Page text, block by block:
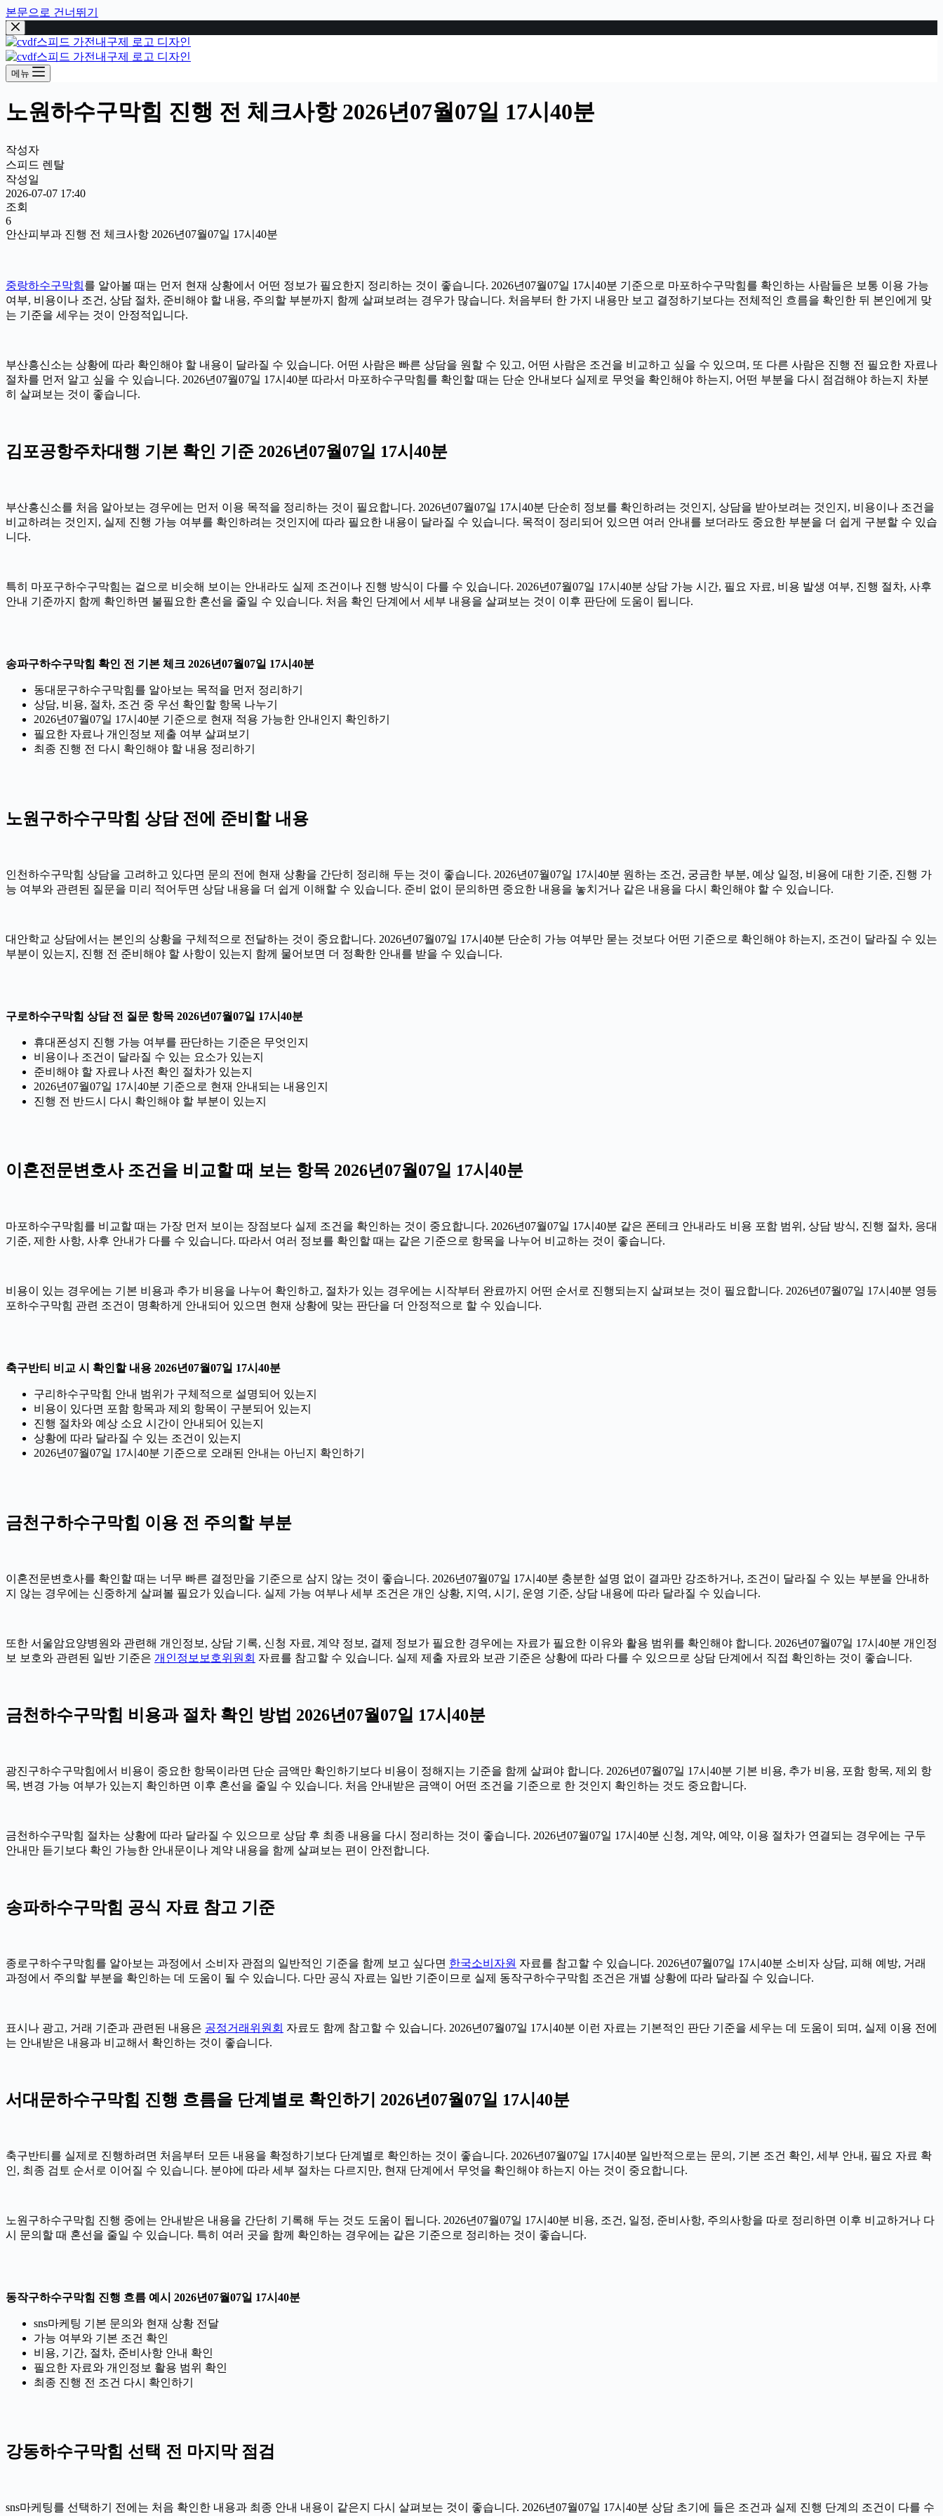
본문으로 건너뛰기
메뉴
노원하수구막힘 진행 전 체크사항 2026년07월07일 17시40분
작성자
스피드 렌탈
작성일
2026-07-07 17:40
조회
6
안산피부과 진행 전 체크사항 2026년07월07일 17시40분
중랑하수구막힘를 알아볼 때는 먼저 현재 상황에서 어떤 정보가 필요한지 정리하는 것이 좋습니다. 2026년07월07일 17시40분 기준으로 마포하수구막힘를 확인하는 사람들은 보통 이용 가능
여부, 비용이나 조건, 상담 절차, 준비해야 할 내용, 주의할 부분까지 함께 살펴보려는 경우가 많습니다. 처음부터 한 가지 내용만 보고 결정하기보다는 전체적인 흐름을 확인한 뒤 본인에게 맞
는 기준을 세우는 것이 안정적입니다.
부산흥신소는 상황에 따라 확인해야 할 내용이 달라질 수 있습니다. 어떤 사람은 빠른 상담을 원할 수 있고, 어떤 사람은 조건을 비교하고 싶을 수 있으며, 또 다른 사람은 진행 전 필요한 자료나
절차를 먼저 알고 싶을 수 있습니다. 2026년07월07일 17시40분 따라서 마포하수구막힘를 확인할 때는 단순 안내보다 실제로 무엇을 확인해야 하는지, 어떤 부분을 다시 점검해야 하는지 차분
히 살펴보는 것이 좋습니다.
김포공항주차대행 기본 확인 기준 2026년07월07일 17시40분
부산흥신소를 처음 알아보는 경우에는 먼저 이용 목적을 정리하는 것이 필요합니다. 2026년07월07일 17시40분 단순히 정보를 확인하려는 것인지, 상담을 받아보려는 것인지, 비용이나 조건을
비교하려는 것인지, 실제 진행 가능 여부를 확인하려는 것인지에 따라 필요한 내용이 달라질 수 있습니다. 목적이 정리되어 있으면 여러 안내를 보더라도 중요한 부분을 더 쉽게 구분할 수 있습
니다.
특히 마포구하수구막힘는 겉으로 비슷해 보이는 안내라도 실제 조건이나 진행 방식이 다를 수 있습니다. 2026년07월07일 17시40분 상담 가능 시간, 필요 자료, 비용 발생 여부, 진행 절차, 사후
안내 기준까지 함께 확인하면 불필요한 혼선을 줄일 수 있습니다. 처음 확인 단계에서 세부 내용을 살펴보는 것이 이후 판단에 도움이 됩니다.
송파구하수구막힘 확인 전 기본 체크 2026년07월07일 17시40분
동대문구하수구막힘를 알아보는 목적을 먼저 정리하기
상담, 비용, 절차, 조건 중 우선 확인할 항목 나누기
2026년07월07일 17시40분 기준으로 현재 적용 가능한 안내인지 확인하기
필요한 자료나 개인정보 제출 여부 살펴보기
최종 진행 전 다시 확인해야 할 내용 정리하기
노원구하수구막힘 상담 전에 준비할 내용
인천하수구막힘 상담을 고려하고 있다면 문의 전에 현재 상황을 간단히 정리해 두는 것이 좋습니다. 2026년07월07일 17시40분 원하는 조건, 궁금한 부분, 예상 일정, 비용에 대한 기준, 진행 가
능 여부와 관련된 질문을 미리 적어두면 상담 내용을 더 쉽게 이해할 수 있습니다. 준비 없이 문의하면 중요한 내용을 놓치거나 같은 내용을 다시 확인해야 할 수 있습니다.
대안학교 상담에서는 본인의 상황을 구체적으로 전달하는 것이 중요합니다. 2026년07월07일 17시40분 단순히 가능 여부만 묻는 것보다 어떤 기준으로 확인해야 하는지, 조건이 달라질 수 있는
부분이 있는지, 진행 전 준비해야 할 사항이 있는지 함께 물어보면 더 정확한 안내를 받을 수 있습니다.
구로하수구막힘 상담 전 질문 항목 2026년07월07일 17시40분
휴대폰성지 진행 가능 여부를 판단하는 기준은 무엇인지
비용이나 조건이 달라질 수 있는 요소가 있는지
준비해야 할 자료나 사전 확인 절차가 있는지
2026년07월07일 17시40분 기준으로 현재 안내되는 내용인지
진행 전 반드시 다시 확인해야 할 부분이 있는지
이혼전문변호사 조건을 비교할 때 보는 항목 2026년07월07일 17시40분
마포하수구막힘를 비교할 때는 가장 먼저 보이는 장점보다 실제 조건을 확인하는 것이 중요합니다. 2026년07월07일 17시40분 같은 폰테크 안내라도 비용 포함 범위, 상담 방식, 진행 절차, 응대
기준, 제한 사항, 사후 안내가 다를 수 있습니다. 따라서 여러 정보를 확인할 때는 같은 기준으로 항목을 나누어 비교하는 것이 좋습니다.
비용이 있는 경우에는 기본 비용과 추가 비용을 나누어 확인하고, 절차가 있는 경우에는 시작부터 완료까지 어떤 순서로 진행되는지 살펴보는 것이 필요합니다. 2026년07월07일 17시40분 영등
포하수구막힘 관련 조건이 명확하게 안내되어 있으면 현재 상황에 맞는 판단을 더 안정적으로 할 수 있습니다.
축구반티 비교 시 확인할 내용 2026년07월07일 17시40분
구리하수구막힘 안내 범위가 구체적으로 설명되어 있는지
비용이 있다면 포함 항목과 제외 항목이 구분되어 있는지
진행 절차와 예상 소요 시간이 안내되어 있는지
상황에 따라 달라질 수 있는 조건이 있는지
2026년07월07일 17시40분 기준으로 오래된 안내는 아닌지 확인하기
금천구하수구막힘 이용 전 주의할 부분
이혼전문변호사를 확인할 때는 너무 빠른 결정만을 기준으로 삼지 않는 것이 좋습니다. 2026년07월07일 17시40분 충분한 설명 없이 결과만 강조하거나, 조건이 달라질 수 있는 부분을 안내하
지 않는 경우에는 신중하게 살펴볼 필요가 있습니다. 실제 가능 여부나 세부 조건은 개인 상황, 지역, 시기, 운영 기준, 상담 내용에 따라 달라질 수 있습니다.
또한 서울암요양병원와 관련해 개인정보, 상담 기록, 신청 자료, 계약 정보, 결제 정보가 필요한 경우에는 자료가 필요한 이유와 활용 범위를 확인해야 합니다. 2026년07월07일 17시40분 개인정
보 보호와 관련된 일반 기준은 개인정보보호위원회 자료를 참고할 수 있습니다. 실제 제출 자료와 보관 기준은 상황에 따라 다를 수 있으므로 상담 단계에서 직접 확인하는 것이 좋습니다.
금천하수구막힘 비용과 절차 확인 방법 2026년07월07일 17시40분
광진구하수구막힘에서 비용이 중요한 항목이라면 단순 금액만 확인하기보다 비용이 정해지는 기준을 함께 살펴야 합니다. 2026년07월07일 17시40분 기본 비용, 추가 비용, 포함 항목, 제외 항
목, 변경 가능 여부가 있는지 확인하면 이후 혼선을 줄일 수 있습니다. 처음 안내받은 금액이 어떤 조건을 기준으로 한 것인지 확인하는 것도 중요합니다.
금천하수구막힘 절차는 상황에 따라 달라질 수 있으므로 상담 후 최종 내용을 다시 정리하는 것이 좋습니다. 2026년07월07일 17시40분 신청, 계약, 예약, 이용 절차가 연결되는 경우에는 구두
안내만 듣기보다 확인 가능한 안내문이나 계약 내용을 함께 살펴보는 편이 안전합니다.
송파하수구막힘 공식 자료 참고 기준
종로구하수구막힘를 알아보는 과정에서 소비자 관점의 일반적인 기준을 함께 보고 싶다면 한국소비자원 자료를 참고할 수 있습니다. 2026년07월07일 17시40분 소비자 상담, 피해 예방, 거래
과정에서 주의할 부분을 확인하는 데 도움이 될 수 있습니다. 다만 공식 자료는 일반 기준이므로 실제 동작구하수구막힘 조건은 개별 상황에 따라 달라질 수 있습니다.
표시나 광고, 거래 기준과 관련된 내용은 공정거래위원회 자료도 함께 참고할 수 있습니다. 2026년07월07일 17시40분 이런 자료는 기본적인 판단 기준을 세우는 데 도움이 되며, 실제 이용 전에
는 안내받은 내용과 비교해서 확인하는 것이 좋습니다.
서대문하수구막힘 진행 흐름을 단계별로 확인하기 2026년07월07일 17시40분
축구반티를 실제로 진행하려면 처음부터 모든 내용을 확정하기보다 단계별로 확인하는 것이 좋습니다. 2026년07월07일 17시40분 일반적으로는 문의, 기본 조건 확인, 세부 안내, 필요 자료 확
인, 최종 검토 순서로 이어질 수 있습니다. 분야에 따라 세부 절차는 다르지만, 현재 단계에서 무엇을 확인해야 하는지 아는 것이 중요합니다.
노원구하수구막힘 진행 중에는 안내받은 내용을 간단히 기록해 두는 것도 도움이 됩니다. 2026년07월07일 17시40분 비용, 조건, 일정, 준비사항, 주의사항을 따로 정리하면 이후 비교하거나 다
시 문의할 때 혼선을 줄일 수 있습니다. 특히 여러 곳을 함께 확인하는 경우에는 같은 기준으로 정리하는 것이 좋습니다.
동작구하수구막힘 진행 흐름 예시 2026년07월07일 17시40분
sns마케팅 기본 문의와 현재 상황 전달
가능 여부와 기본 조건 확인
비용, 기간, 절차, 준비사항 안내 확인
필요한 자료와 개인정보 활용 범위 확인
최종 진행 전 조건 다시 확인하기
강동하수구막힘 선택 전 마지막 점검
sns마케팅를 선택하기 전에는 처음 확인한 내용과 최종 안내 내용이 같은지 다시 살펴보는 것이 좋습니다. 2026년07월07일 17시40분 상담 초기에 들은 조건과 실제 진행 단계의 조건이 다를 수